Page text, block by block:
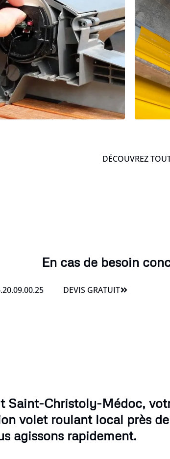
DÉCOUVREZ
En cas de besoin
DEVIS GRATUIT
Saint-Christoly-Médoc,
volet roulant local près
agissons rapidement.